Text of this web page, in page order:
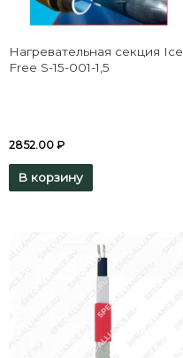
Нагревательная секция Ice
Free S-15-001-1,5
2852.00 ₽
В корзину